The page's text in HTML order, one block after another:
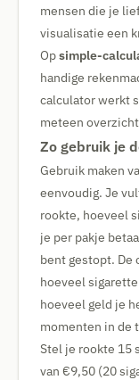
mensen die je
visualisatie een
Opsimple-
handige
calculator werkt
meteen
Zo gebruik je
Gebruik maken
eenvoudig. Je
rookte, hoeveel
je per pakje
bent gestopt. De
hoeveel
hoeveel geld je
momenten in de
Stel je rookte 15
van €9,50 (20